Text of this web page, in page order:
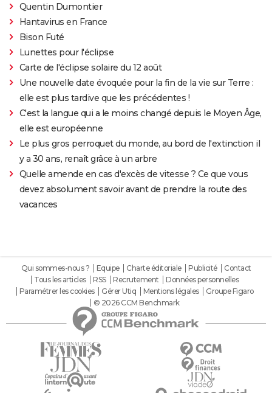
Quentin Dumontier
Hantavirus en France
Bison Futé
Lunettes pour l'éclipse
Carte de l'éclipse solaire du 12 août
Une nouvelle date évoquée pour la fin de la vie sur Terre :
elle est plus tardive que les précédentes !
C'est la langue qui a le moins changé depuis le Moyen Âge,
elle est européenne
Le plus gros perroquet du monde, au bord de l'extinction il
y a 30 ans, renaît grâce à un arbre
Quelle amende en cas d'excès de vitesse ? Ce que vous
devez absolument savoir avant de prendre la route des
vacances
Qui sommes-nous ? Equipe Charte éditoriale Publicité
Contact
Tous les articles
RSS Recrutement
Données personnelles
Paramétrer les cookies
Gérer Utiq Mentions légales
Groupe Figaro
© 2026 CCM Benchmark